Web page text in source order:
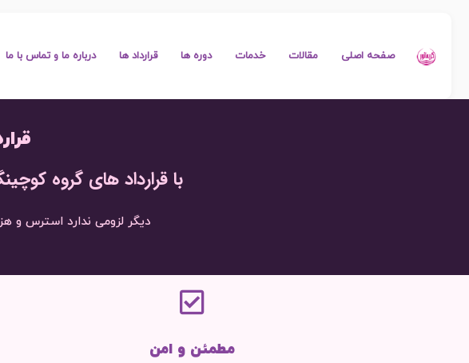
صفحه اصلی مقالات خدمات دوره ها قرارداد ها درباره ما و تماس با ما
با قرارداد های گروه
دیگر لزومی ندارد استرس و
مطمئن و امن